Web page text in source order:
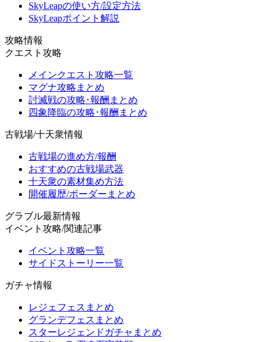
SkyLeapの使い方/設定方法
SkyLeapポイント解説
攻略情報
クエスト攻略
メインクエスト攻略一覧
マグナ攻略まとめ
討滅戦の攻略･報酬まとめ
四象降臨の攻略･報酬まとめ
古戦場/十天衆情報
古戦場の進め方/報酬
おすすめの古戦場武器
十天衆の素材集め方法
開催履歴/ボーダーまとめ
グラブル最新情報
イベント攻略/関連記事
イベント攻略一覧
サイドストーリー一覧
ガチャ情報
レジェフェスまとめ
グランデフェスまとめ
スターレジェンドガチャまとめ